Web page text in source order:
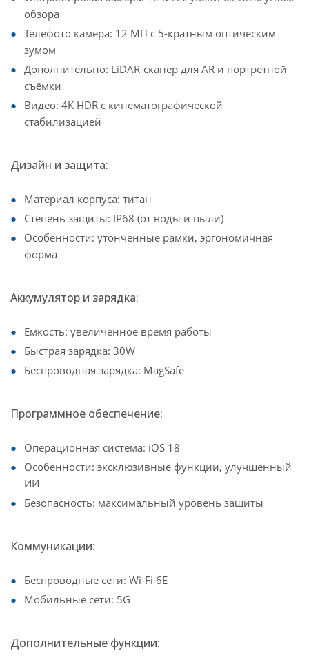
обзора
Телефото камера: 12 МП с 5-кратным оптическим
зумом
Дополнительно: LiDAR-сканер для AR и портретной
съёмки
Видео: 4K HDR с кинематографической
стабилизацией
Дизайн и защита:
Материал корпуса: титан
Степень защиты: IP68 (от воды и пыли)
Особенности: утончённые рамки, эргономичная
форма
Аккумулятор и зарядка:
Ёмкость: увеличенное время работы
Быстрая зарядка: 30W
Беспроводная зарядка: MagSafe
Программное обеспечение:
Операционная система: iOS 18
Особенности: эксклюзивные функции, улучшенный
ИИ
Безопасность: максимальный уровень защиты
Коммуникации:
Беспроводные сети: Wi-Fi 6E
Мобильные сети: 5G
Дополнительные функции: